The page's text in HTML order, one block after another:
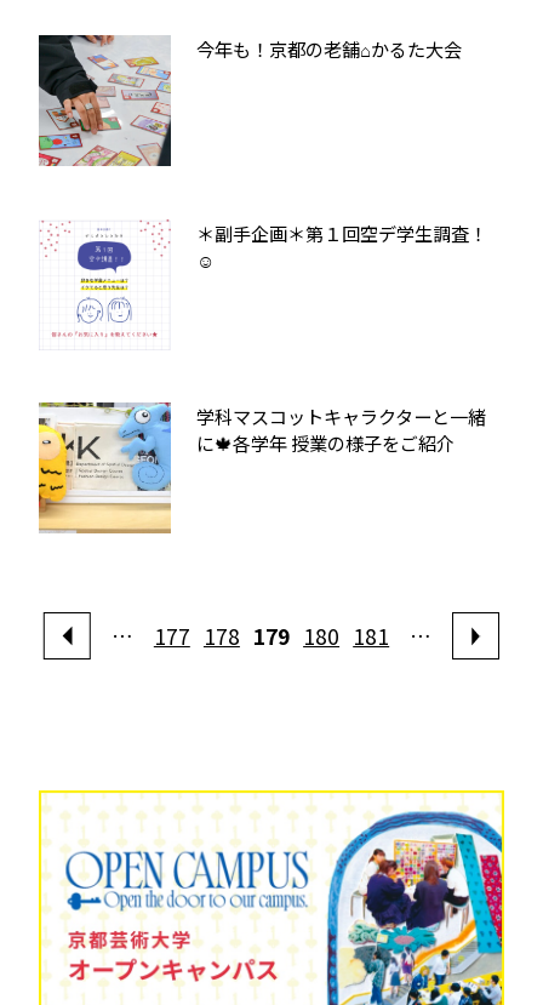
今年も！京都の老舗⌂かるた大会
＊副手企画＊第１回空デ学生調査！
☺
学科マスコットキャラクターと一緒
に🍁各学年 授業の様子をご紹介
… 177 178 179 180 181 …